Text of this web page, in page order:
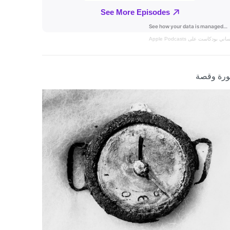
بودكاست على Apple Podcasts
وقصة